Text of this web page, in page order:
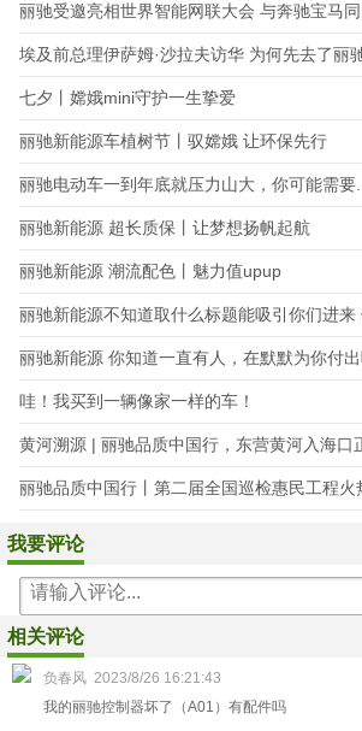
丽驰受邀亮相世界智能网联大会 与奔驰宝马同
埃及前总理伊萨姆·沙拉夫访华 为何先去了丽
七夕丨嫦娥mini守护一生挚爱
丽驰新能源车植树节丨驭嫦娥 让环保先行
丽驰电动车一到年底就压力山大，你可能需要...
丽驰新能源 超长质保丨让梦想扬帆起航
丽驰新能源 潮流配色丨魅力值upup
丽驰新能源不知道取什么标题能吸引你们进
o了
丽驰新能源 你知道一直有人，在默默为你付
哇！我买到一辆像家一样的车！
黄河溯源 | 丽驰品质中国行，东营黄河入海口
丽驰品质中国行丨第二届全国巡检惠民工程火
我要评论
相关评论
负春风 2023/8/26 16:21:43
我的丽驰控制器坏了（A01）有配件吗